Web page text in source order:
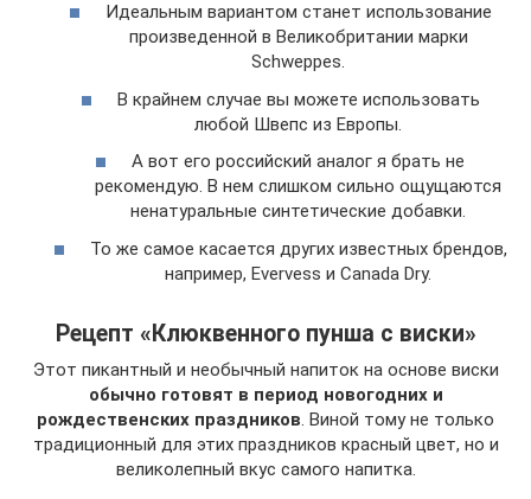
Идеальным вариантом станет использование
произведенной в Великобритании марки
Schweppes.
В крайнем случае вы можете использовать
любой Швепс из Европы.
А вот его российский аналог я брать не
рекомендую. В нем слишком сильно ощущаются
ненатуральные синтетические добавки.
То же самое касается других известных брендов,
например, Evervess и Canada Dry.
Рецепт «Клюквенного пунша с виски»
Этот пикантный и необычный напиток на основе виски
обычно готовят в период новогодних и
рождественских праздников . Виной тому не только
традиционный для этих праздников красный цвет, но и
великолепный вкус самого напитка.